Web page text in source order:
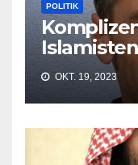
POLITIK
OKT. 19, 2023